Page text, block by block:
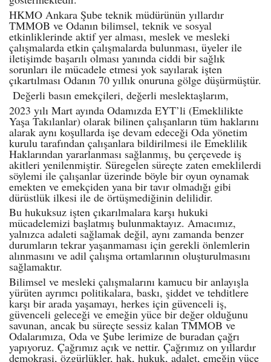
HKMO Ankara Şube teknik müdürünün yıllardır
TMMOB ve Odanın bilimsel, teknik ve sosyal
etkinliklerinde aktif yer alması, meslek ve mesleki
çalışmalarda etkin çalışmalarda bulunması, üyeler ile
iletişimde başarılı olması yanında ciddi bir sağlık
sorunları ile mücadele etmesi yok sayılarak işten
çıkartılması Odanın 70 yıllık onuruna gölge düşürmüştür.
Değerli basın emekçileri, değerli meslektaşlarım,
2023 yılı Mart ayında Odamızda EYT’li (Emeklilikte
Yaşa Takılanlar) olarak bilinen çalışanların tüm haklarını
alarak aynı koşullarda işe devam edeceği Oda yönetim
kurulu tarafından çalışanlara bildirilmesi ile Emeklilik
Haklarından yararlanması sağlanmış, bu çerçevede iş
akitleri yenilenmiştir. Süregelen süreçte zaten emeklilerdi
söylemi ile çalışanlar üzerinde böyle bir oyun oynamak
emekten ve emekçiden yana bir tavır olmadığı gibi
dürüstlük ilkesi ile de örtüşmediğinin delilidir.
Bu hukuksuz işten çıkarılmalara karşı hukuki
mücadelemizi başlatmış bulunmaktayız. Amacımız,
yalnızca adaleti sağlamak değil, aynı zamanda benzer
durumların tekrar yaşanmaması için gerekli önlemlerin
alınmasını ve adil çalışma ortamlarının oluşturulmasını
sağlamaktır.
Bilimsel ve mesleki çalışmalarını kamucu bir anlayışla
yürüten ayrımcı politikalara, baskı, şiddet ve tehditlere
karşı bir arada yaşamayı, herkes için güvenceli iş,
güvenceli geleceği ve emeğin yüce bir değer olduğunu
savunan, ancak bu süreçte sessiz kalan TMMOB ve
Odalarımıza, Oda ve Şube lerimize de buradan çağrı
yapıyoruz. Çağrımız açık ve nettir. Çağrımız on yıllardır
demokrasi, özgürlükler, hak, hukuk, adalet, emeğin yüce